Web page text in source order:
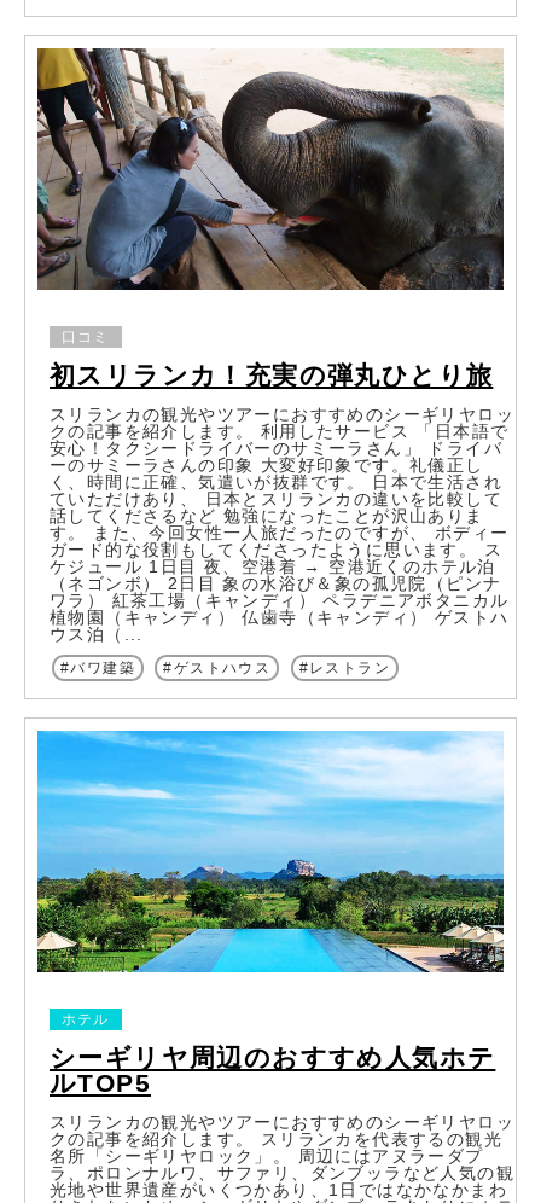
初スリランカ！充実の弾丸ひとり旅
口コミ
スリランカの観光やツアーにおすすめのシーギリヤロッ
クの記事を紹介します。 利用したサービス 「日本語で
安心！タクシードライバーのサミーラさん」 ドライバ
ーのサミーラさんの印象 大変好印象です。礼儀正し
く、時間に正確、気遣いが抜群です。 日本で生活され
ていただけあり、 日本とスリランカの違いを比較して
話してくださるなど 勉強になったことが沢山ありま
す。 また、今回女性一人旅だったのですが、 ボディー
ガード的な役割もしてくださったように思います。 ス
ケジュール 1日目 夜、空港着 → 空港近くのホテル泊
（ネゴンボ） 2日目 象の水浴び＆象の孤児院（ピンナ
ワラ） 紅茶工場（キャンディ） ペラデニアボタニカル
植物園（キャンディ） 仏歯寺（キャンディ） ゲストハ
ウス泊（...
バワ建築 ゲストハウス レストラン
シーギリヤ周辺のおすすめ人気ホテ
ルTOP5
ホテル
スリランカの観光やツアーにおすすめのシーギリヤロッ
クの記事を紹介します。 スリランカを代表するの観光
名所「シーギリヤロック」。 周辺にはアヌラーダプ
ラ、ポロンナルワ、サファリ、ダンブッラなど人気の観
光地や世界遺産がいくつかあり、1日ではなかなかまわ